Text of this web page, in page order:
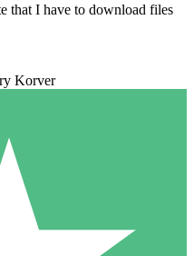
that I have to download files
Korver